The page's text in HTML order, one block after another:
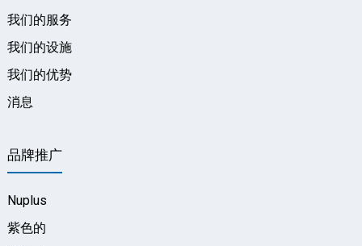
我们的服务
我们的设施
我们的优势
消息
品牌推广
Nuplus
紫色的